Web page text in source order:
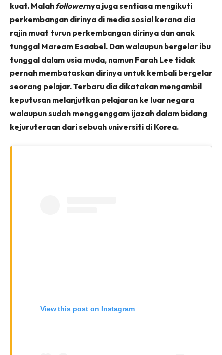
kuat. Malah followernya juga sentiasa mengikuti
perkembangan dirinya di media sosial kerana dia
rajin muat turun perkembangan dirinya dan anak
tunggal Maream Esaabel. Dan walaupun bergelar ibu
tunggal dalam usia muda, namun Farah Lee tidak
pernah membataskan dirinya untuk kembali bergelar
seorang pelajar. Terbaru dia dikatakan mengambil
keputusan melanjutkan pelajaran ke luar negara
walaupun sudah menggenggam ijazah dalam bidang
kejuruteraan dari sebuah universiti di Korea.
View this post on Instagram